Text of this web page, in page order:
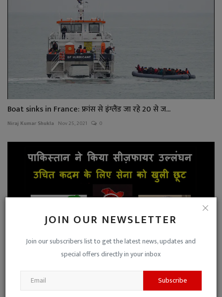
JOIN OUR NEWSLETTER
Join our subscribers list to get the latest news, updates and
special offers directly in your inbox
Subscribe
Boat sinks in France: फ्रांस से इंग्लैंड जा रहे 20 से ज...
Niraj Kumar Shukla Nov 25, 2021 0
बड़ी खबर ! पाकिस्तान ने किया सीज़फायर का उल्लंघन, सेना ...
Niraj Kumar Shukla May 11, 2025 0